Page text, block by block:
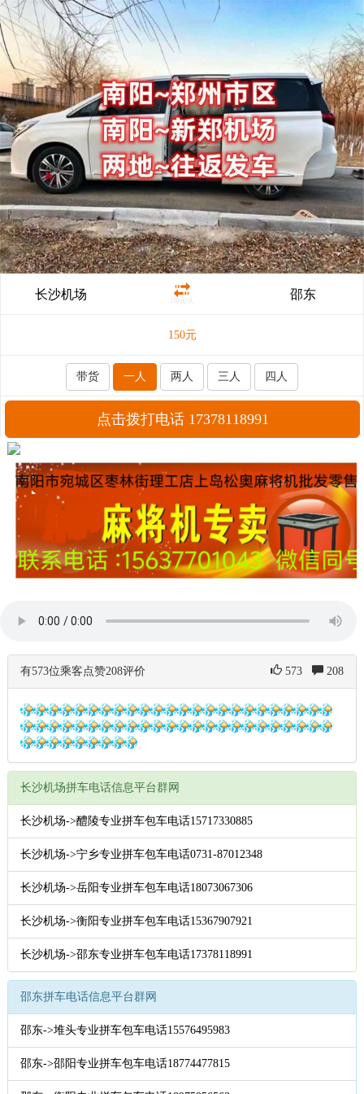
长沙机场 150元/人 邵东
150元
带货 一人 两人 三人 四人
点击拨打电话 17378118991
有573位乘客点赞208评价 573 208
长沙机场拼车电话信息平台群网
长沙机场->醴陵专业拼车包车电话15717330885
长沙机场->宁乡专业拼车包车电话0731-87012348
长沙机场->岳阳专业拼车包车电话18073067306
长沙机场->衡阳专业拼车包车电话15367907921
长沙机场->邵东专业拼车包车电话17378118991
邵东拼车电话信息平台群网
邵东->堆头专业拼车包车电话15576495983
邵东->邵阳专业拼车包车电话18774477815